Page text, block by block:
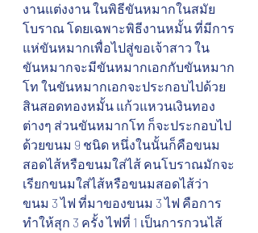
งานแต่งงาน ในพิธีขันหมากในสมัย
โบราณ โดยเฉพาะพิธีงานหมั้น ที่มีการ
แห่ขันหมากเพื่อไปสู่ขอเจ้าสาว ใน
ขันหมากจะมีขันหมากเอกกับขันหมาก
โท ในขันหมากเอกจะประกอบไปด้วย
สินสอดทองหมั้น แก้วแหวนเงินทอง
ต่างๆ ส่วนขันหมากโท ก็จะประกอบไป
ด้วยขนม 9 ชนิด หนึ่งในนั้นก็คือขนม
สอดไส้หรือขนมใส่ไส้ คนโบราณมักจะ
เรียกขนมใส่ไส้หรือขนมสอดไส้ว่า
ขนม 3 ไฟ ที่มาของขนม 3 ไฟ คือการ
ทำให้สุก 3 ครั้ง ไฟที่ 1 เป็นการกวนไส้